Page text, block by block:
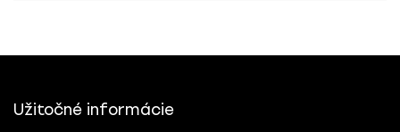
Užitočné informácie